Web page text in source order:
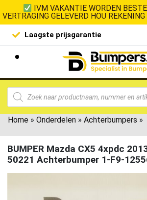
IVM VAKANTIE WORDEN
VERTRAGING GELEVERD HOU
Laagste prijsgarantie
Home » Onderdelen » Achterbumpers »
BUMPER Mazda CX5 4xpdc
50221 Achterbumper 1-F9-